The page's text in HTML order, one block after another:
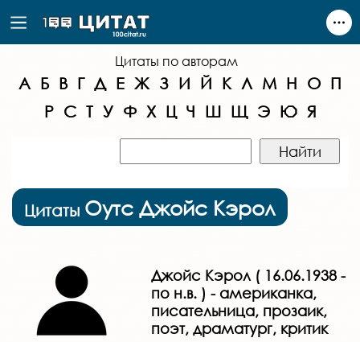
Цитаты по авторам
А Б В Г Д Е Ж З И Й К Л М Н О П
Р С Т У Ф Х Ц Ч Ш Щ Э Ю Я
Цитаты Оутс Джойс Кэрол
Джойс Кэрол ( 16.06.1938 -
по н.в. ) - американка,
писательница, прозаик,
поэт, драматург, критик